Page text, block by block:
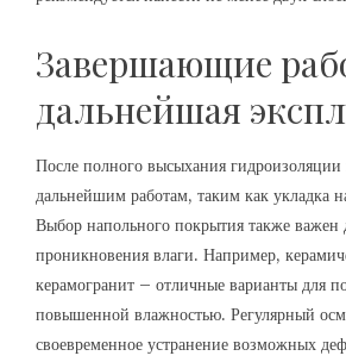
Завершающие
дальнейшая
После полного высыхания
дальнейшим работам, таким как укладка
Выбор напольного покрытия также важен
проникновения влаги. Например,
керамогранит – отличные варианты для
повышенной влажностью. Регулярный
своевременное устранение возможных